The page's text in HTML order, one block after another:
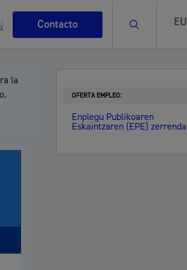
Contacto Buscar EU
la
OFERTA EMPLEO:
Enplegu Publikoaren
Eskaintzaren (EPE) zerrenda